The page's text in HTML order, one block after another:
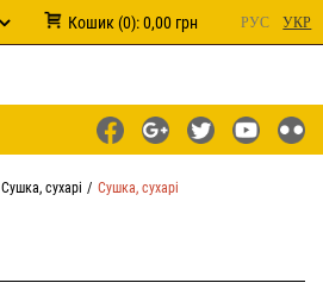
Кошик (0):0,00 грн РУС УКР
Сушка, сухарі Сушка, сухарі